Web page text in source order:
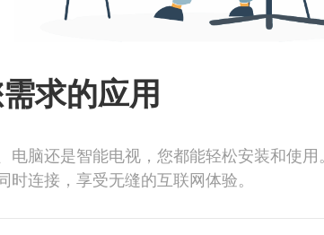
求的应用
脑还是智能电视，您都能轻松安装和使用。
连接，享受无缝的互联网体验。